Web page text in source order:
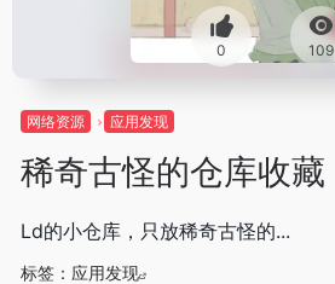
0 109
网络资源 应用发现
稀奇古怪的仓库收藏
Ld的小仓库，只放稀奇古怪的...
标签： 应用发现